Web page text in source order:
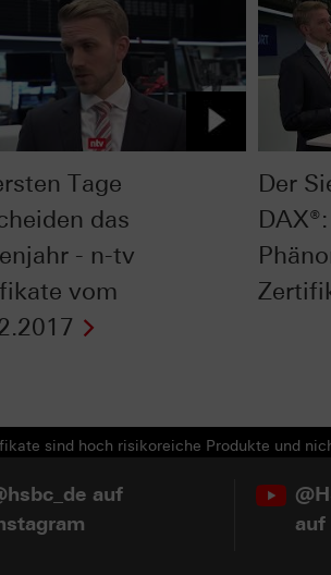
Tage
das
- n-tv
vom
Der
sind hoch risikoreiche Produkte und
auf
auf